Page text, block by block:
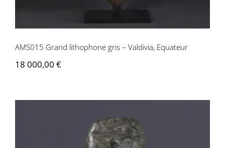
AMS015 Grand lithophone gris – Valdivia, Equateur
18 000,00 €